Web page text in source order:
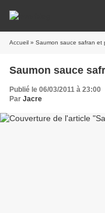
Accueil » Saumon sauce safran et
Saumon sauce
Publié le 06/03/2011 à 23:00
Par Jacre